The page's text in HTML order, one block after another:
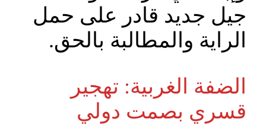
جيل جديد قادر على حمل
الراية والمطالبة بالحق.
الضفة الغربية: تهجير
قسري بصمت دولي